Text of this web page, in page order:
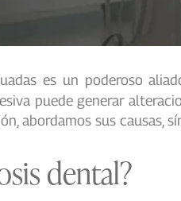
es un poderoso
puede generar
abordamos sus causas,
dental?